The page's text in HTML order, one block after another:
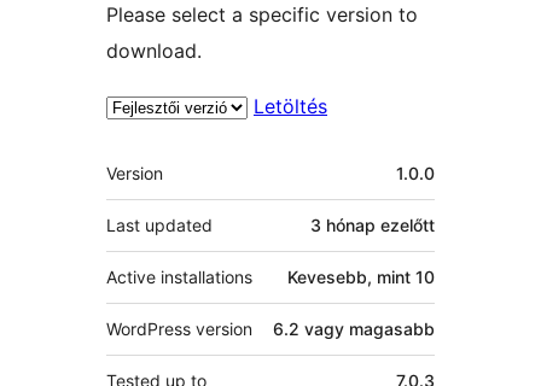
Please select a specific version to
download.
Letöltés
Meta
Version 1.0.0
Last updated 3 hónap ezelőtt
Active installations Kevesebb, mint 10
WordPress version 6.2 vagy magasabb
Tested up to 7.0.3